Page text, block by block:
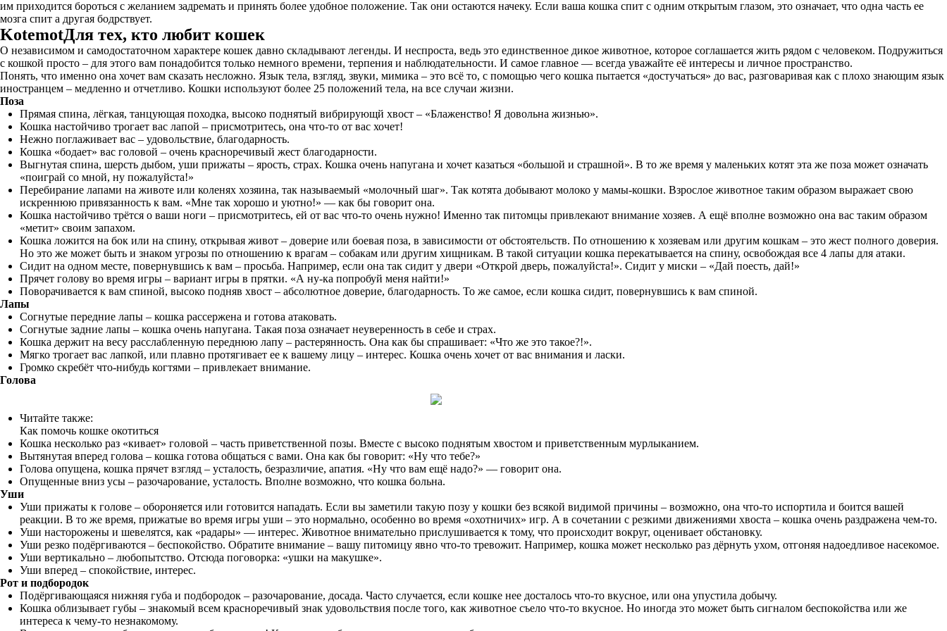
им приходится бороться с желанием задремать и принять более удобное положение. Так они остаются начеку. Если ваша кошка спит с одним открытым глазом, это означает, что одна часть ее
мозга спит а другая бодрствует.
KotemotДля тех, кто любит кошек
О независимом и самодостаточном характере кошек давно складывают легенды. И неспроста, ведь это единственное дикое животное, которое соглашается жить рядом с человеком. Подружиться
с кошкой просто – для этого вам понадобится только немного времени, терпения и наблюдательности. И самое главное — всегда уважайте её интересы и личное пространство.
Понять, что именно она хочет вам сказать несложно. Язык тела, взгляд, звуки, мимика – это всё то, с помощью чего кошка пытается «достучаться» до вас, разговаривая как с плохо знающим язык
иностранцем – медленно и отчетливо. Кошки используют более 25 положений тела, на все случаи жизни.
Поза
Прямая спина, лёгкая, танцующая походка, высоко поднятый вибрирующй хвост – «Блаженство! Я довольна жизнью».
Кошка настойчиво трогает вас лапой – присмотритесь, она что-то от вас хочет!
Нежно поглаживает вас – удовольствие, благодарность.
Кошка «бодает» вас головой – очень красноречивый жест благодарности.
Выгнутая спина, шерсть дыбом, уши прижаты – ярость, страх. Кошка очень напугана и хочет казаться «большой и страшной». В то же время у маленьких котят эта же поза может означать
«поиграй со мной, ну пожалуйста!»
Перебирание лапами на животе или коленях хозяина, так называемый «молочный шаг». Так котята добывают молоко у мамы-кошки. Взрослое животное таким образом выражает свою
искреннюю привязанность к вам. «Мне так хорошо и уютно!» — как бы говорит она.
Кошка настойчиво трётся о ваши ноги – присмотритесь, ей от вас что-то очень нужно! Именно так питомцы привлекают внимание хозяев. А ещё вполне возможно она вас таким образом
«метит» своим запахом.
Кошка ложится на бок или на спину, открывая живот – доверие или боевая поза, в зависимости от обстоятельств. По отношению к хозяевам или другим кошкам – это жест полного доверия.
Но это же может быть и знаком угрозы по отношению к врагам – собакам или другим хищникам. В такой ситуации кошка перекатывается на спину, освобождая все 4 лапы для атаки.
Сидит на одном месте, повернувшись к вам – просьба. Например, если она так сидит у двери «Открой дверь, пожалуйста!». Сидит у миски – «Дай поесть, дай!»
Прячет голову во время игры – вариант игры в прятки. «А ну-ка попробуй меня найти!»
Поворачивается к вам спиной, высоко подняв хвост – абсолютное доверие, благодарность. То же самое, если кошка сидит, повернувшись к вам спиной.
Лапы
Согнутые передние лапы – кошка рассержена и готова атаковать.
Согнутые задние лапы – кошка очень напугана. Такая поза означает неуверенность в себе и страх.
Кошка держит на весу расслабленную переднюю лапу – растерянность. Она как бы спрашивает: «Что же это такое?!».
Мягко трогает вас лапкой, или плавно протягивает ее к вашему лицу – интерес. Кошка очень хочет от вас внимания и ласки.
Громко скребёт что-нибудь когтями – привлекает внимание.
Голова
Читайте также:
Как помочь кошке окотиться
Кошка несколько раз «кивает» головой – часть приветственной позы. Вместе с высоко поднятым хвостом и приветственным мурлыканием.
Вытянутая вперед голова – кошка готова общаться с вами. Она как бы говорит: «Ну что тебе?»
Голова опущена, кошка прячет взгляд – усталость, безразличие, апатия. «Ну что вам ещё надо?» — говорит она.
Опущенные вниз усы – разочарование, усталость. Вполне возможно, что кошка больна.
Уши
Уши прижаты к голове – обороняется или готовится нападать. Если вы заметили такую позу у кошки без всякой видимой причины – возможно, она что-то испортила и боится вашей
реакции. В то же время, прижатые во время игры уши – это нормально, особенно во время «охотничих» игр. А в сочетании с резкими движениями хвоста – кошка очень раздражена чем-то.
Уши насторожены и шевелятся, как «радары» — интерес. Животное внимательно прислушивается к тому, что происходит вокруг, оценивает обстановку.
Уши резко подёргиваются – беспокойство. Обратите внимание – вашу питомицу явно что-то тревожит. Например, кошка может несколько раз дёрнуть ухом, отгоняя надоедливое насекомое.
Уши вертикально – любопытство. Отсюда поговорка: «ушки на макушке».
Уши вперед – спокойствие, интерес.
Рот и подбородок
Подёргивающаяся нижняя губа и подбородок – разочарование, досада. Часто случается, если кошке нее досталось что-то вкусное, или она упустила добычу.
Кошка облизывает губы – знакомый всем красноречивый знак удовольствия после того, как животное съело что-то вкусное. Но иногда это может быть сигналом беспокойства или же
интереса к чему-то незнакомому.